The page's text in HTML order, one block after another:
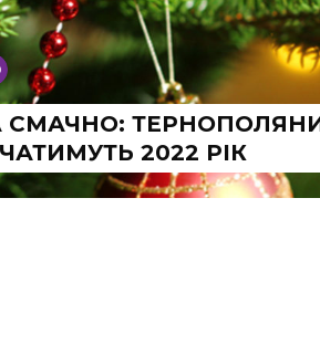
СМАЧНО:
2022 РІК